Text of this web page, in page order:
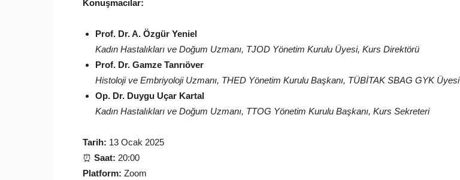
Konuşmacılar:
Prof. Dr. A. Özgür Yeniel
Kadın Hastalıkları ve Doğum Uzmanı, TJOD Yönetim Kurulu Üyesi, Kurs Direktörü
Prof. Dr. Gamze Tanrıöver
Histoloji ve Embriyoloji Uzmanı, THED Yönetim Kurulu Başkanı, TÜBİTAK SBAG GYK Üyesi
Op. Dr. Duygu Uçar Kartal
Kadın Hastalıkları ve Doğum Uzmanı, TTOG Yönetim Kurulu Başkanı, Kurs Sekreteri
Tarih: 13 Ocak 2025
⏰ Saat: 20:00
Platform: Zoom